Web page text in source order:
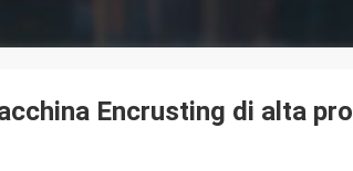
Encrusting di alta